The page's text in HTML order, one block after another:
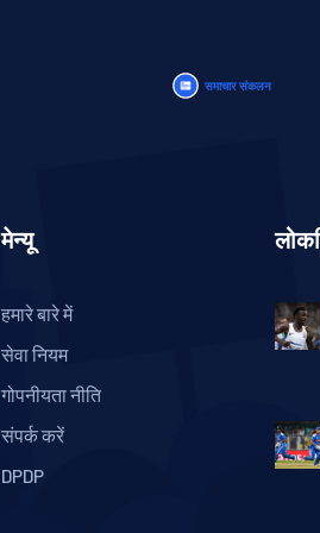
मेन्यू
हमारे बारे में
सेवा नियम
गोपनीयता नीति
संपर्क करें
DPDP